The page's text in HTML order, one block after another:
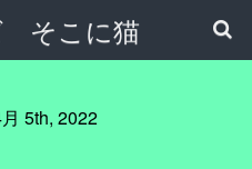
そこに猫
5th, 2022